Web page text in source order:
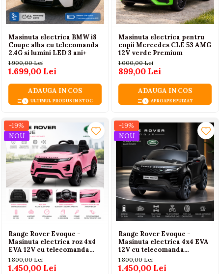
Masinuta electrica BMW i8
Coupe alba cu telecomanda
2.4G si lumini LED 3 ani+
1.900,00 Lei
1.699,00 Lei
ADAUGA IN COS
ULTIMUL PRODUS IN STOC
Masinuta electrica pentru
copii Mercedes CLE 53 AMG
12V verde Premium
1.000,00 Lei
899,00 Lei
ADAUGA IN COS
APROAPE EPUIZAT
-19%
NOU
Range Rover Evoque -
Masinuta electrica roz 4x4
EVA 12V cu telecomanda
parentala
1.800,00 Lei
1.450,00 Lei
-19%
NOU
Range Rover Evoque -
Masinuta electrica 4x4 EVA
12V cu telecomanda
parentala, Negru
1.800,00 Lei
1.450,00 Lei